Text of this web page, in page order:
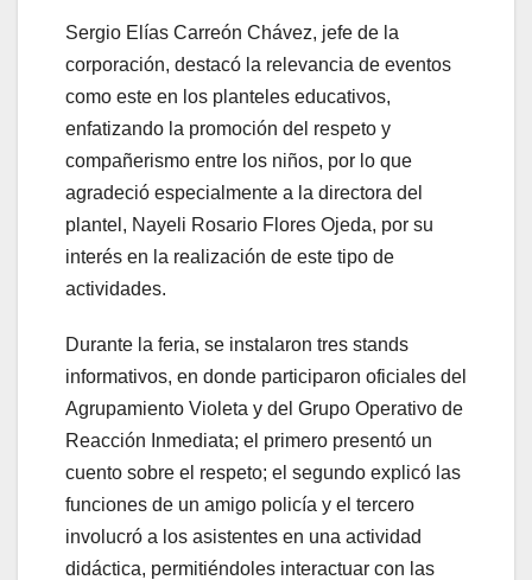
Sergio Elías Carreón Chávez, jefe de la
corporación, destacó la relevancia de eventos
como este en los planteles educativos,
enfatizando la promoción del respeto y
compañerismo entre los niños, por lo que
agradeció especialmente a la directora del
plantel, Nayeli Rosario Flores Ojeda, por su
interés en la realización de este tipo de
actividades.
Durante la feria, se instalaron tres stands
informativos, en donde participaron oficiales del
Agrupamiento Violeta y del Grupo Operativo de
Reacción Inmediata; el primero presentó un
cuento sobre el respeto; el segundo explicó las
funciones de un amigo policía y el tercero
involucró a los asistentes en una actividad
didáctica, permitiéndoles interactuar con las